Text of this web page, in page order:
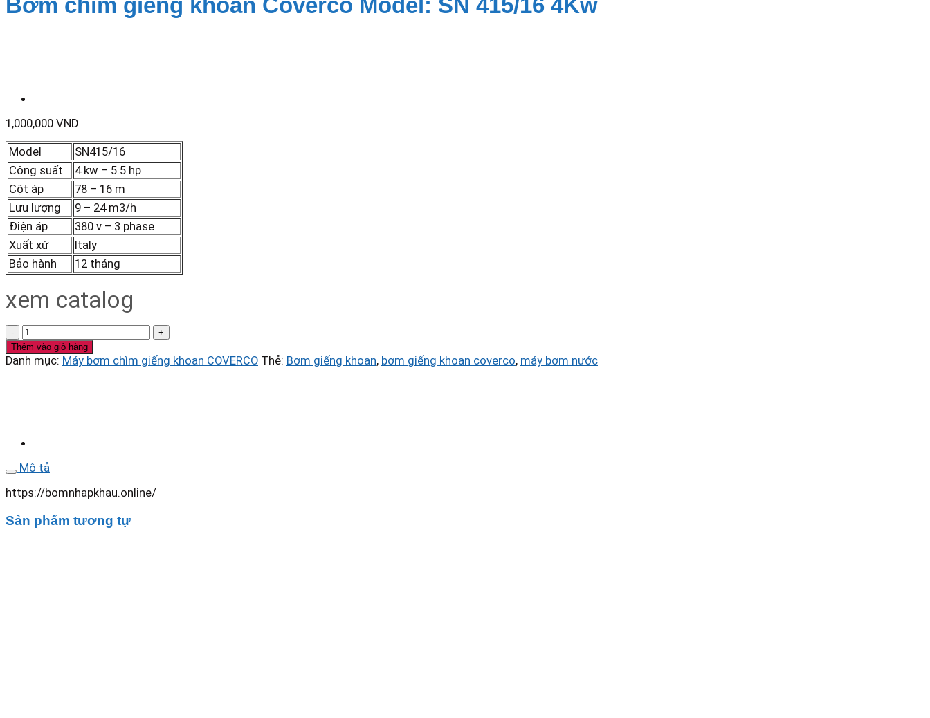
1,000,000 VND
Model
SN415/16
Công suất
4 kw – 5.5 hp
Cột áp
78 – 16 m
Lưu lượng
9 – 24 m3/h
Điện áp
380 v – 3 phase
Xuất xứ
Italy
Bảo hành
12 tháng
xem catalog
Bơm
chìm
giếng
khoan
số
lượng
Thêm vào giỏ hàng
Danh mục: Máy bơm chìm giếng khoan COVERCO Thẻ: Bơm giếng khoan, bơm giếng khoan coverco, máy bơm nước
Mô tả
https://bomnhapkhau.online/
Sản phẩm tương tự